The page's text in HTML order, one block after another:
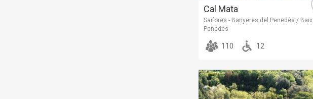
Cal Mata
Saifores - Banyeres del Penedès / Baix
Penedès
110 12